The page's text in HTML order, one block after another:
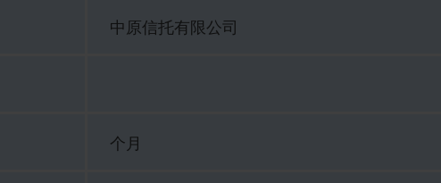
中原信托有限公司
个月